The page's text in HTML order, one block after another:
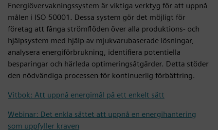
Energiövervakningssystem är viktiga verktyg för att uppnå
målen i ISO 50001. Dessa system gör det möjligt för
företag att fånga strömflöden över alla produktions- och
hjälpsystem med hjälp av mjukvarubaserade lösningar,
analysera energiförbrukning, identifiera potentiella
besparingar och härleda optimeringsåtgärder. Detta stöder
den nödvändiga processen för kontinuerlig förbättring.
Vitbok: Att uppnå energimål på ett enkelt sätt
Webinar: Det enkla sättet att uppnå en energihantering
som uppfyller kraven